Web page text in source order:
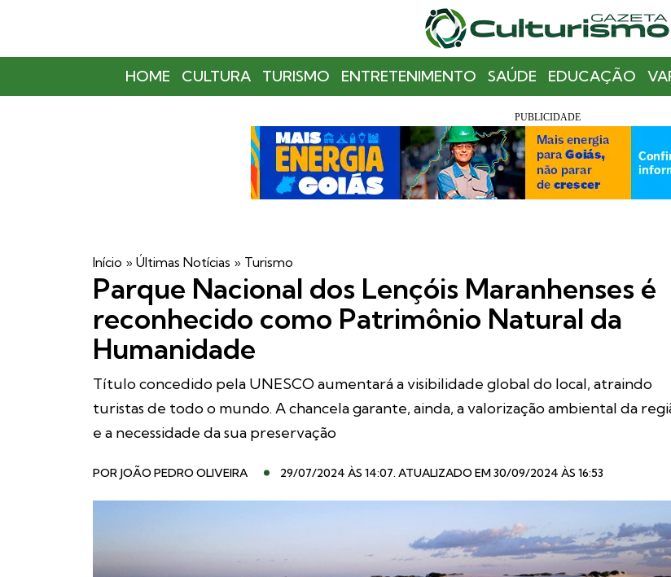
HOME CULTURA TURISMO ENTRETENIMENTO SAÚDE EDUCAÇÃO
Início » Últimas Notícias » Turismo
Parque Nacional dos Lençóis Maranhenses é
reconhecido como Patrimônio Natural da
Humanidade
Título concedido pela UNESCO aumentará a visibilidade global do local, atraindo
turistas de todo o mundo. A chancela garante, ainda, a valorização ambiental da
e a necessidade da sua preservação
POR JOÃO PEDRO OLIVEIRA 29/07/2024 ÀS 14:07. ATUALIZADO EM 30/09/2024 ÀS 16:53